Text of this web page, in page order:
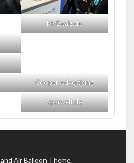
MyDealz.de
Cooper Advertising
Sparwelt.de
andAir Balloon Theme.